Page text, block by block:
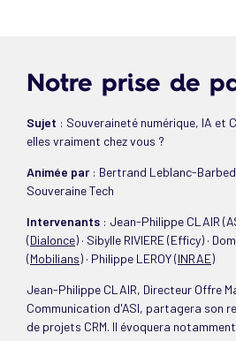
Notre prise de
Sujet : Souveraineté numérique, IA et
elles vraiment chez vous ?
Animée par: Bertrand Leblanc-
Souveraine Tech
Intervenants : Jean-Philippe CLAIR
(Dialonce) · Sibylle RIVIERE (Efficy) ·
(Mobilians) · Philippe LEROY (INRAE)
Jean-Philippe CLAIR, Directeur Offre
Communication d'ASI, partagera son
de projets CRM. Il évoquera